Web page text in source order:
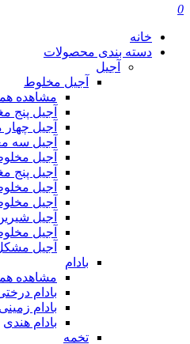
0
خانه
دسته بندی محصولات
آجیل
آجیل مخلوط
مشاهده
آجیل پنج مغز
آجیل چهار
آجیل سه
آجیل
آجیل پنج
آجیل
آجیل
آجیل
آجیل
آجیل
بادام
مشاهده
بادام
بادام زمینی
بادام هندی
تخمه